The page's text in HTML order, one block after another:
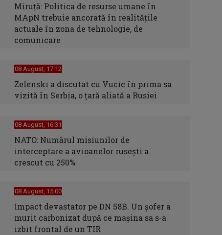
Miruță: Politica de resurse umane în
MApN trebuie ancorată în realitățile
actuale în zona de tehnologie, de
comunicare
08 August, 17:12
Zelenski a discutat cu Vucic în prima sa
vizită în Serbia, o ţară aliată a Rusiei
08 August, 16:31
NATO: Numărul misiunilor de
interceptare a avioanelor ruseşti a
crescut cu 250%
08 August, 15:00
Impact devastator pe DN 58B. Un șofer a
murit carbonizat după ce mașina sa s-a
izbit frontal de un TIR